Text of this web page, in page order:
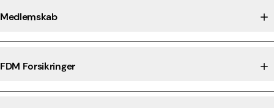
Medlemskab
FDM Forsikringer